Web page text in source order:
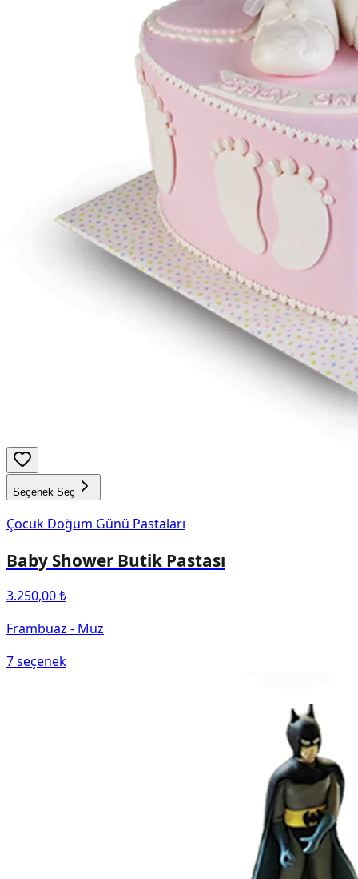
Seçenek Seç
Çocuk Doğum Günü Pastaları
Baby Shower Butik Pastası
3.250,00 ₺
Frambuaz - Muz
7seçenek